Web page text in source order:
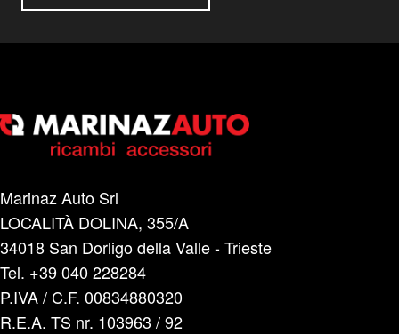
Marinaz Auto Srl
LOCALITÀ DOLINA, 355/A
34018 San Dorligo della Valle - Trieste
Tel. +39 040 228284
P.IVA / C.F. 00834880320
R.E.A. TS nr. 103963 / 92